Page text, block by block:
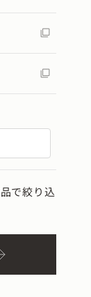
で絞り込